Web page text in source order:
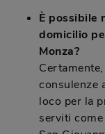
È possibile
domicilio
Monza?
consulenze
loco per la
serviti